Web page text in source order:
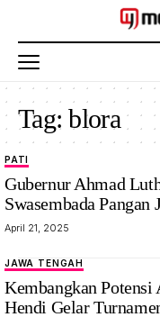
Tag:blora
PATI
Gubernur Ahmad
Swasembada Pangan
April 21, 2025
JAWA TENGAH
Kembangkan
Hendi Gelar